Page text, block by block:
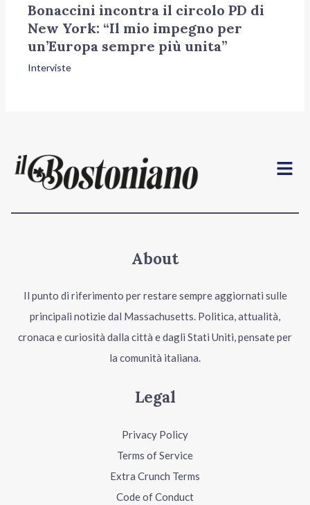
Bonaccini incontra il circolo PD di
New York: “Il mio impegno per
un’Europa sempre più unita”
Interviste
Menu
About
Il punto di riferimento per restare sempre aggiornati sulle
principali notizie dal Massachusetts. Politica, attualità,
cronaca e curiosità dalla città e dagli Stati Uniti, pensate per
la comunità italiana.
Legal
Privacy Policy
Terms of Service
Extra Crunch Terms
Code of Conduct